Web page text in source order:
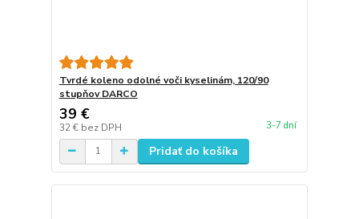
Tvrdé koleno odolné voči kyselinám, 120/90
stupňov DARCO
39 €
32 € bez DPH 3-7 dní
Pridať do košíka